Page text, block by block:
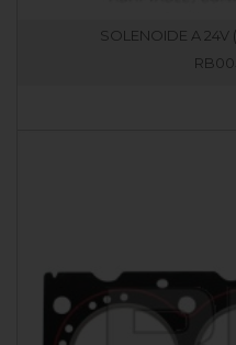
SOLENOIDE A 24V